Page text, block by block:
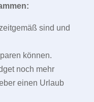
sind und
können.
noch mehr
einen Urlaub